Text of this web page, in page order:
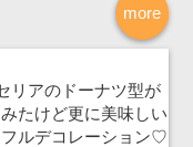
more
リアのドーナツ型が
たけど更に美味しい
ルデコレーション♡